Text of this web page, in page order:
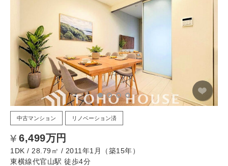
中古マンション リノベーション済
6,499万円
1DK / 28.79㎡ / 2011年1月（築15年）
東横線代官山駅 徒歩4分